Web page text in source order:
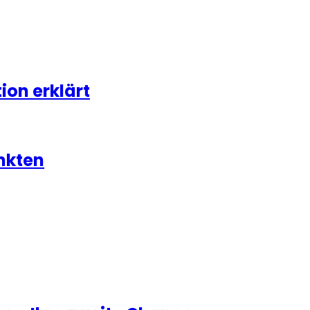
erklärt